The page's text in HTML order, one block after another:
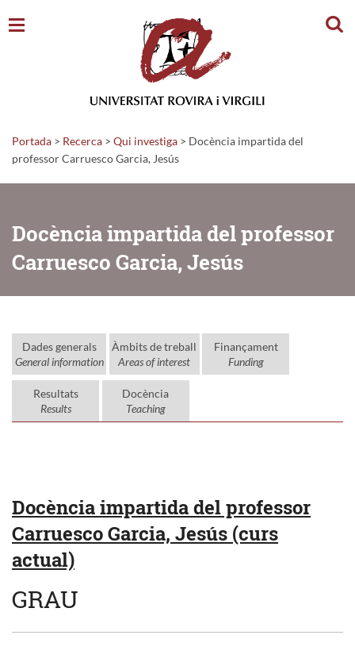
Portada > Recerca > Qui investiga > Docència impartida del
professor Carruesco Garcia, Jesús
Docència impartida del professor
Carruesco Garcia, Jesús
Dades generals
General information
Àmbits de treball
Areas of interest
Finançament
Funding
Resultats
Results
Docència
Teaching
Docència impartida del professor
Carruesco Garcia, Jesús (curs
actual)
GRAU